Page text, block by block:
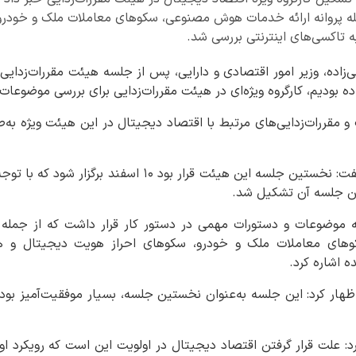
پروانه ارائه خدمات هوش مصنوعی، سکوهای معاملات ملک و
تاکسی‌های اینترنتی بررسی شد.
وزیر امور اقتصادی و دارایی، پس از جلسه هیئت
بودیم، کارگروه ویژه‌ای در هیئت مقررات‌زدایی برای بررسی
مقررات‌زدایی‌های مرتبط با اقتصاد دیجیتال در این هیئت ویژه
وزیر امور اقتصادی و دارایی گفت: نخستین جلسه این هیئت
جلسه آن تشکیل شد.
موضوعات و دستورات مهمی در دستور کار قرار داشت که از جمله
معاملات ملک و خودرو، سکوهای احراز هویت دیجیتال و
اشاره کرد.
کرد: این جلسه به‌عنوان نخستین جلسه، بسیار موفقیت‌آمیز
علت قرار گرفتن اقتصاد دیجیتال در اولویت این است که رویکرد